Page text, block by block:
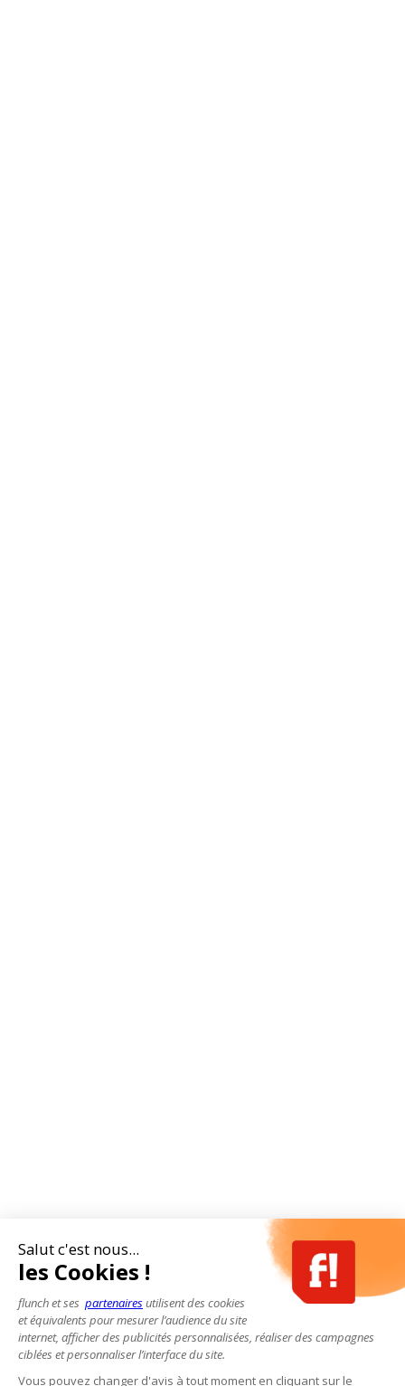
Salut c'est nous...
les Cookies !
flunch et ses partenairesutilisent des cookies
et équivalents pour mesurer l’audience du site
internet, afficher des publicités personnalisées, réaliser des campagnes
ciblées et personnaliser l’interface du site.
Vous pouvez changer d'avis à tout moment en cliquant sur le